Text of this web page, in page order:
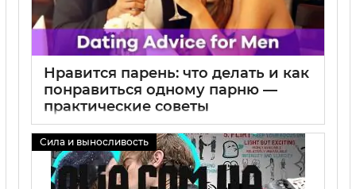
Нравится парень: что делать и как
понравиться одному парню —
практические советы
Сила и выносливость